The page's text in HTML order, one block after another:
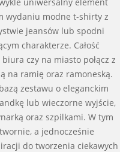
wydaniu modne t-shirty z
jeansów lub spodni
charakterze. Całość
czy na miasto połącz z
na ramię oraz ramoneską.
zestawu o eleganckim
lub wieczorne wyjście,
oraz szpilkami. W tym
a jednocześnie
do tworzenia ciekawych